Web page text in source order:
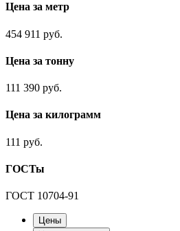
Цена за метр
454 911 руб.
Цена за тонну
111 390 руб.
Цена за килограмм
111 руб.
ГОСТы
ГОСТ 10704-91
Цены